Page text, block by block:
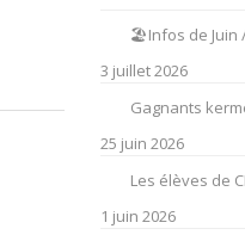
🏖️Infos de Juin
3 juillet 2026
Gagnants
25 juin 2026
Les élèves de
1 juin 2026